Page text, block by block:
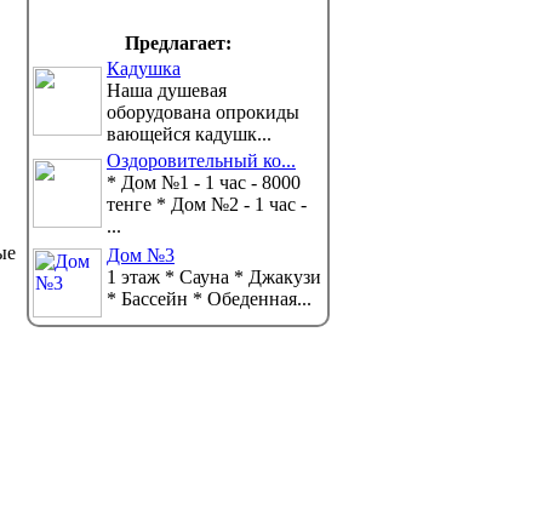
Предлагает:
Кадушка
Наша душевая
оборудована опрокиды
вающейся кадушк...
Оздоровительный ко...
* Дом №1 - 1 час - 8000
тенге * Дом №2 - 1 час -
...
Дом №3
1 этаж * Сауна * Джакузи
* Бассейн * Обеденная...